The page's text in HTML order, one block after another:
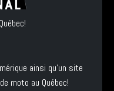
ainsi qu'un site
moto au Québec!